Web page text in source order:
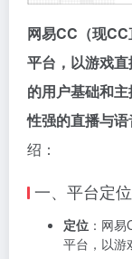
网易CC（现
平台，以游戏
的用户基础和
性强的直播与
绍：
一、平台定
定位 ：网
平台，以游